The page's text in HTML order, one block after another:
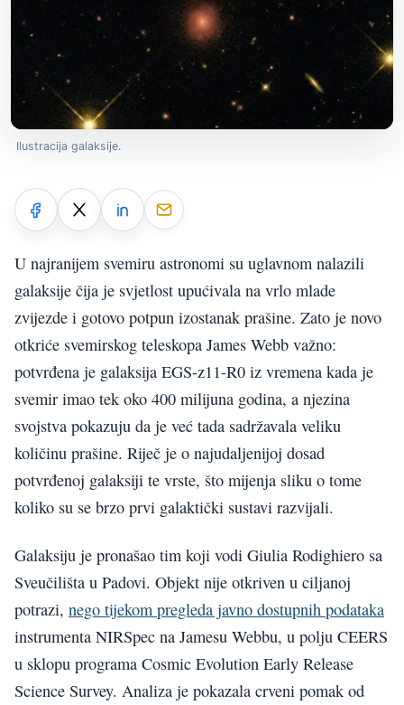
Ilustracija galaksije.
U najranijem svemiru astronomi su uglavnom nalazili
galaksije čija je svjetlost upućivala na vrlo mlade
zvijezde i gotovo potpun izostanak prašine. Zato je novo
otkriće svemirskog teleskopa James Webb važno:
potvrđena je galaksija EGS-z11-R0 iz vremena kada je
svemir imao tek oko 400 milijuna godina, a njezina
svojstva pokazuju da je već tada sadržavala veliku
količinu prašine. Riječ je o najudaljenijoj dosad
potvrđenoj galaksiji te vrste, što mijenja sliku o tome
koliko su se brzo prvi galaktički sustavi razvijali.
Galaksiju je pronašao tim koji vodi Giulia Rodighiero sa
Sveučilišta u Padovi. Objekt nije otkriven u ciljanoj
potrazi, nego tijekom pregleda javno dostupnih podataka
instrumenta NIRSpec na Jamesu Webbu, u polju CEERS
u sklopu programa Cosmic Evolution Early Release
Science Survey. Analiza je pokazala crveni pomak od